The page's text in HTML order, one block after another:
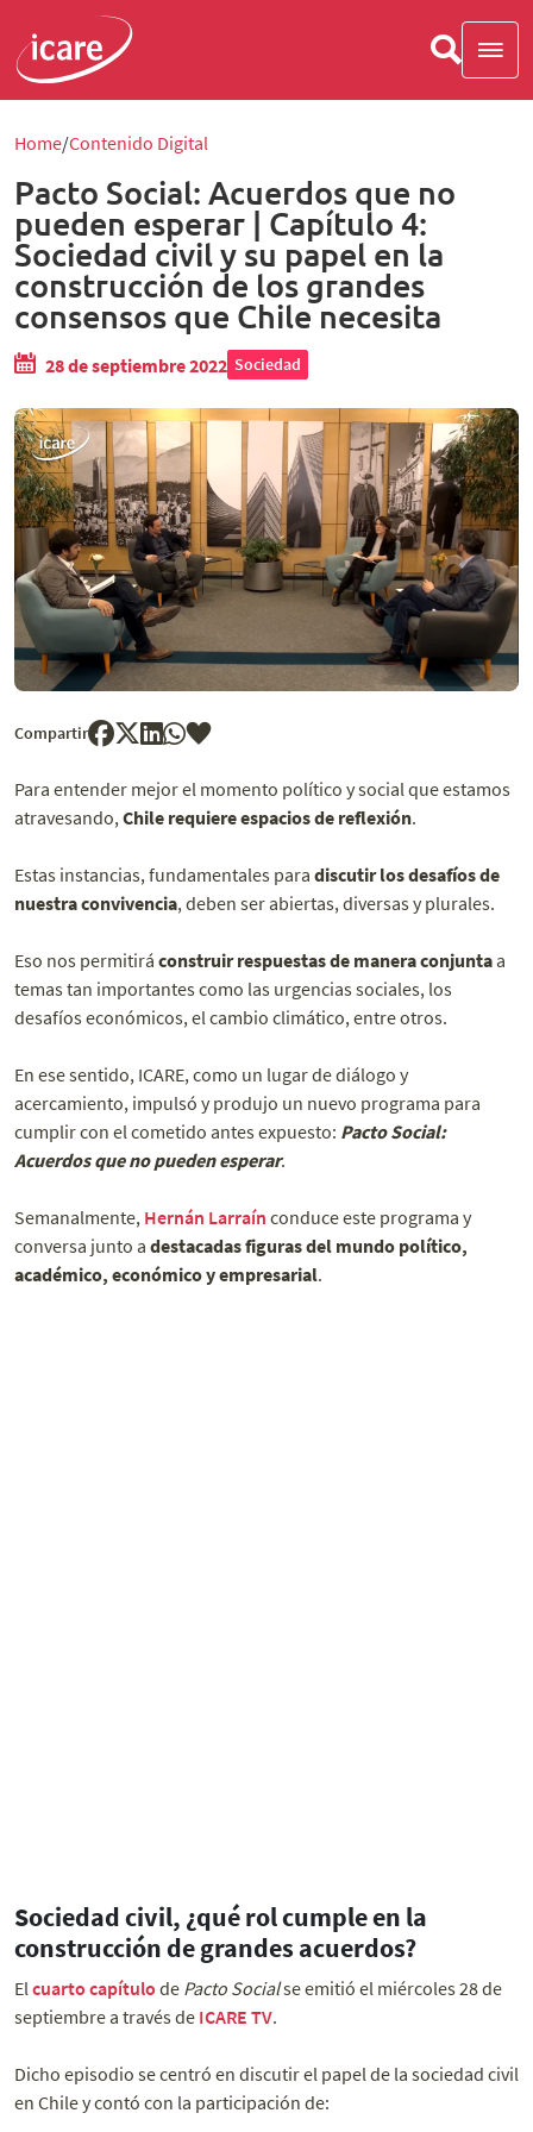
Home Contenido Digital
Pacto Social: Acuerdos que no
pueden esperar | Capítulo 4:
Sociedad civil y su papel en la
construcción de los grandes
consensos que Chile necesita
28 de septiembre 2022 Sociedad
Compartir
Para entender mejor el momento político y social que estamos
atravesando,Chile requiere espacios de reflexión.
Estas instancias, fundamentales para discutir los desafíos de
nuestra convivencia, deben ser abiertas, diversas y plurales.
Eso nos permitirá construir respuestas de manera conjuntaa
temas tan importantes como las urgencias sociales, los
desafíos económicos, el cambio climático, entre otros.
En ese sentido, ICARE, como un lugar de diálogo y
acercamiento, impulsó y produjo un nuevo programa para
cumplir con el cometido antes expuesto: Pacto Social:
Acuerdos que no pueden esperar.
Semanalmente, Hernán Larraín conduce este programa y
conversa junto a destacadas figuras del mundo político,
académico, económico y empresarial.
Sociedad civil, ¿qué rol cumple en la
construcción de grandes acuerdos?
Elcuarto capítulo de Pacto Socialse emitió el miércoles 28 de
septiembre a través de ICARE TV.
Dicho episodio se centró en discutir el papel de la sociedad civil
en Chile y contó con la participación de: